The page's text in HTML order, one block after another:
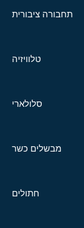
תחבורה ציבורית
טלוויזיה
סלולארי
מבשלים כשר
חתולים